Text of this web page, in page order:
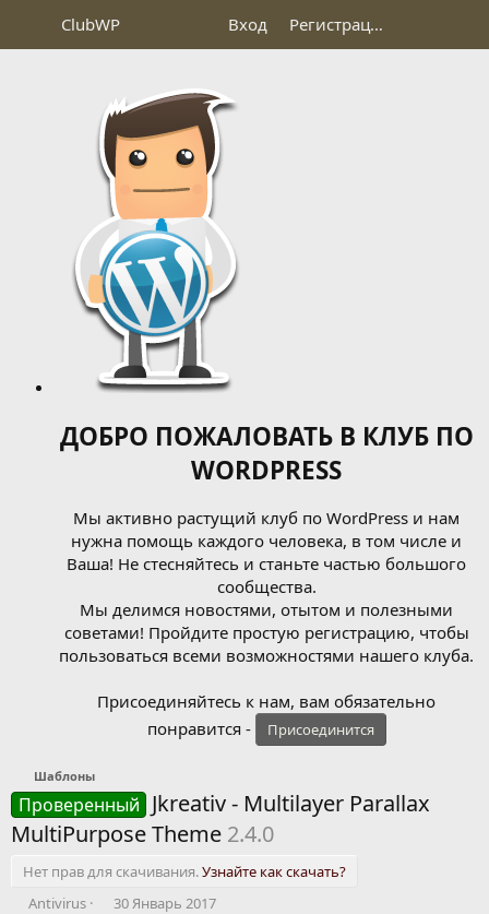
ClubWP Вход Регистрация
ДОБРО ПОЖАЛОВАТЬ В КЛУБ ПО
WORDPRESS
Мы активно растущий клуб по WordPress и нам
нужна помощь каждого человека, в том числе и
Ваша! Не стесняйтесь и станьте частью большого
сообщества.
Мы делимся новостями, отытом и полезными
советами! Пройдите простую регистрацию, чтобы
пользоваться всеми возможностями нашего клуба.
Присоединяйтесь к нам, вам обязательно
понравится -
Присоединится
Шаблоны
Проверенный Jkreativ - Multilayer Parallax
MultiPurpose Theme 2.4.0
Нет прав для скачивания.Узнайте как скачать?
А
Antivirus
Д
30 Январь 2017